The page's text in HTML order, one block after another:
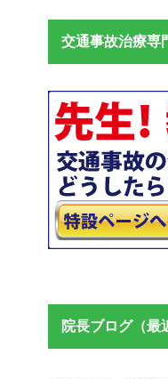
交通事故治療専
院長ブログ（最